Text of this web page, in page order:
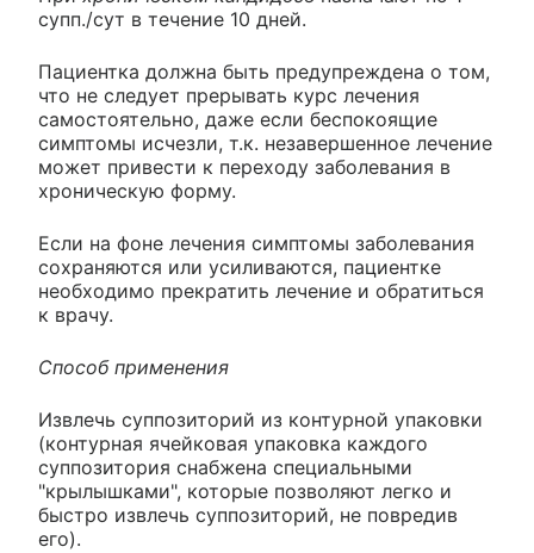
супп./сут в течение 10 дней.
Пациентка должна быть предупреждена о том,
что не следует прерывать курс лечения
самостоятельно, даже если беспокоящие
симптомы исчезли, т.к. незавершенное лечение
может привести к переходу заболевания в
хроническую форму.
Если на фоне лечения симптомы заболевания
сохраняются или усиливаются, пациентке
необходимо прекратить лечение и обратиться
к врачу.
Способ применения
Извлечь суппозиторий из контурной упаковки
(контурная ячейковая упаковка каждого
суппозитория снабжена специальными
"крылышками", которые позволяют легко и
быстро извлечь суппозиторий, не повредив
его).